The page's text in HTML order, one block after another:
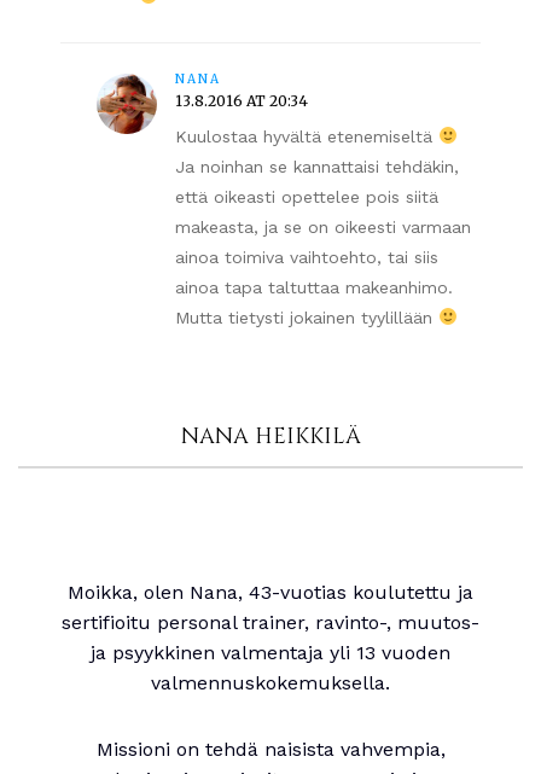
NANA
13.8.2016 AT 20:34
Kuulostaa hyvältä etenemiseltä
Ja noinhan se kannattaisi tehdäkin,
että oikeasti opettelee pois siitä
makeasta, ja se on oikeesti varmaan
ainoa toimiva vaihtoehto, tai siis
ainoa tapa taltuttaa makeanhimo.
Mutta tietysti jokainen tyylillään
NANA HEIKKILÄ
Moikka, olen Nana, 43-vuotias koulutettu ja
sertifioitu personal trainer, ravinto-, muutos-
ja psyykkinen valmentaja yli 13 vuoden
valmennuskokemuksella.
Missioni on tehdä naisista vahvempia,